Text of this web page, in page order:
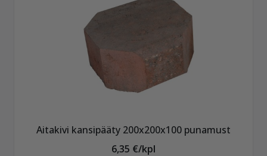
Aitakivi kansipääty 200x200x100 punamust
6,35 €/kpl